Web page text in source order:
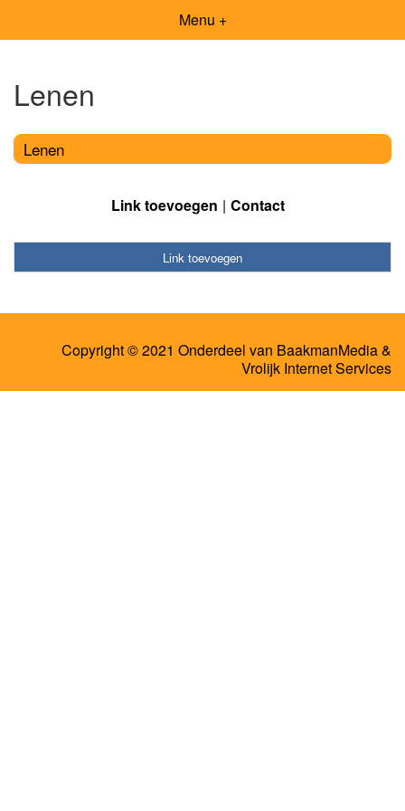
Menu +
Lenen
Lenen
Link toevoegen Contact
Link toevoegen
Copyright © 2021 Onderdeel van BaakmanMedia&
Vrolijk Internet Services